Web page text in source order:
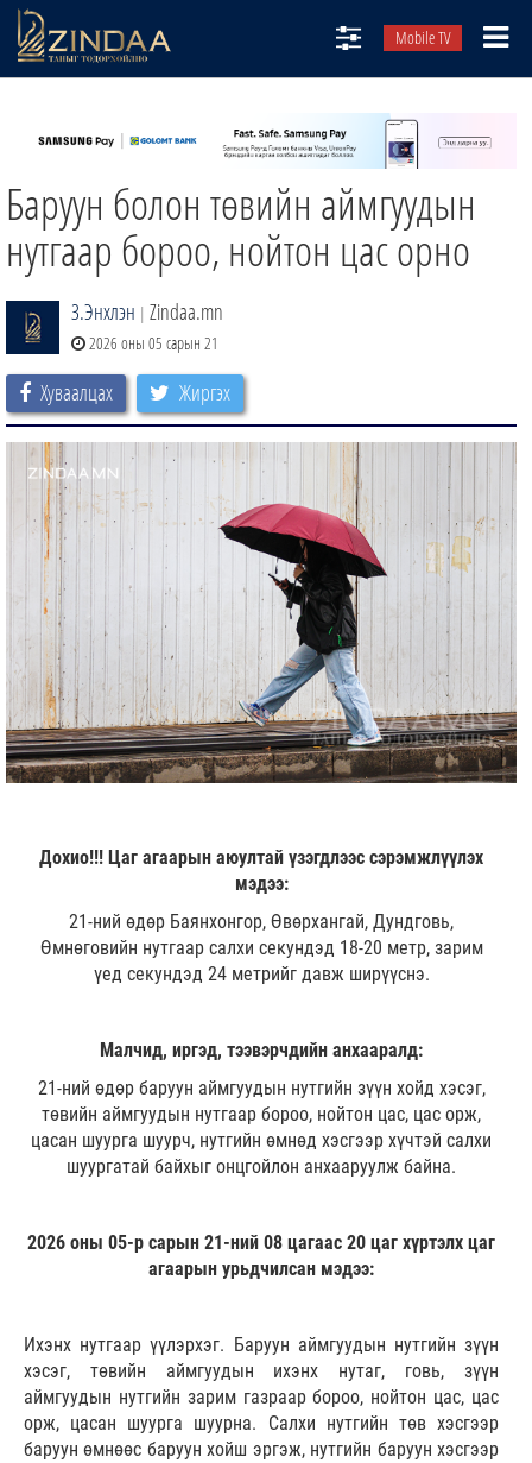
Mobile TV
ТВ8
ӨГЛӨӨНИЙ СОНИН
АУДИО ЗОХИОЛ
ЗИНДАА СЭТГҮҮЛ
Баруун болон төвийн аймгуудын
нутгаар бороо, нойтон цас орно
З.Энхлэн | Zindaa.mn
2026 оны 05 сарын 21
Хуваалцах Жиргэх
Дохио!!! Цаг агаарын аюултай үзэгдлээс сэрэмжлүүлэх
мэдээ:
21-ний өдөр Баянхонгор, Өвөрхангай, Дундговь,
Өмнөговийн нутгаар салхи секундэд 18-20 метр, зарим
үед секундэд 24 метрийг давж ширүүснэ.
Малчид, иргэд, тээвэрчдийн анхааралд:
21-ний өдөр баруун аймгуудын нутгийн зүүн хойд хэсэг,
төвийн аймгуудын нутгаар бороо, нойтон цас, цас орж,
цасан шуурга шуурч, нутгийн өмнөд хэсгээр хүчтэй салхи
шуургатай байхыг онцгойлон анхааруулж байна.
2026 оны 05-р сарын 21-ний 08 цагаас 20 цаг хүртэлх цаг
агаарын урьдчилсан мэдээ:
Ихэнх нутгаар үүлэрхэг. Баруун аймгуудын нутгийн зүүн
хэсэг, төвийн аймгуудын ихэнх нутаг, говь, зүүн
аймгуудын нутгийн зарим газраар бороо, нойтон цас, цас
орж, цасан шуурга шуурна. Салхи нутгийн төв хэсгээр
баруун өмнөөс баруун хойш эргэж, нутгийн баруун хэсгээр